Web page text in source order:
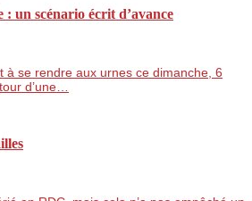
: un scénario écrit d’avance
à se rendre aux urnes ce dimanche, 6
d’une…